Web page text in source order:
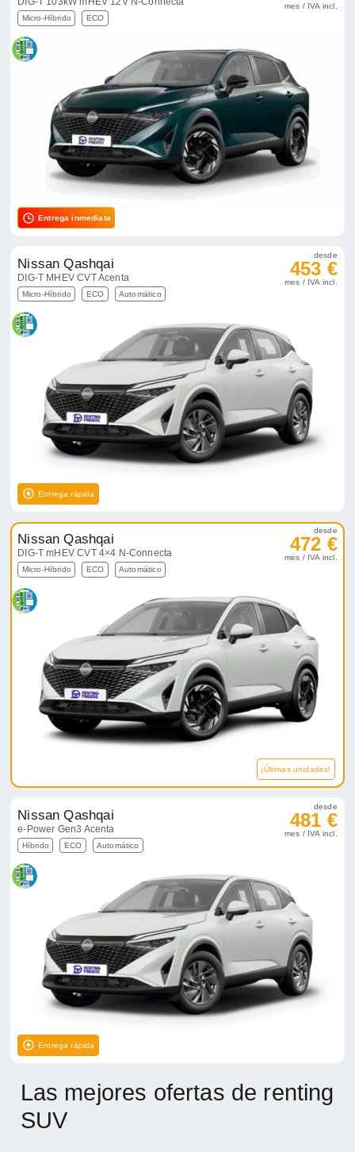
Micro-Híbrido ECO
mes / IVA incl.
Entrega inmediata
Nissan Qashqai
DIG-T MHEV CVT Acenta
Micro-Híbrido ECO Automático
desde
453 €
mes / IVA incl.
Entrega rápida
Nissan Qashqai
DIG-T mHEV CVT 4×4 N-Connecta
Micro-Híbrido ECO Automático
desde
472 €
mes / IVA incl.
¡Últimas unidades!
Nissan Qashqai
e-Power Gen3 Acenta
Híbrido ECO Automático
desde
481 €
mes / IVA incl.
Entrega rápida
Las mejores ofertas de renting
SUV